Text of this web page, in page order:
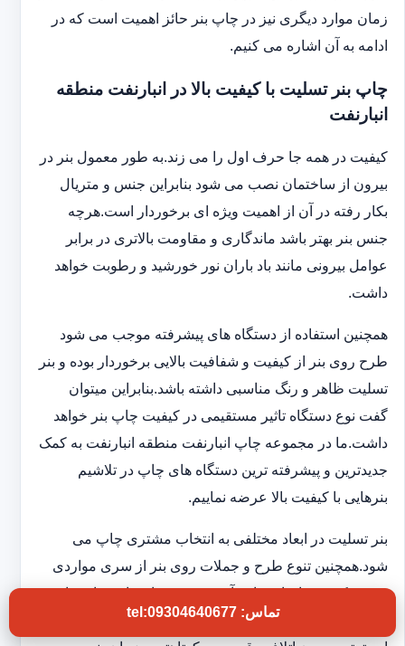
زمان موارد دیگری نیز در چاپ بنر حائز اهمیت است که در
ادامه به آن اشاره می کنیم.
چاپ بنر تسلیت با کیفیت بالا در انبارنفت منطقه
انبارنفت
کیفیت در همه جا حرف اول را می زند.به طور معمول بنر در
بیرون از ساختمان نصب می شود بنابراین جنس و متریال
بکار رفته در آن از اهمیت ویژه ای برخوردار است.هرچه
جنس بنر بهتر باشد ماندگاری و مقاومت بالاتری در برابر
عوامل بیرونی مانند باد باران نور خورشید و رطوبت خواهد
داشت.
همچنین استفاده از دستگاه های پیشرفته موجب می شود
طرح روی بنر از کیفیت و شفافیت بالایی برخوردار بوده و بنر
تسلیت ظاهر و رنگ مناسبی داشته باشد.بنابراین میتوان
گفت نوع دستگاه تاثیر مستقیمی در کیفیت چاپ بنر خواهد
داشت.ما در مجموعه چاپ انبارنفت منطقه انبارنفت به کمک
جدیدترین و پیشرفته ترین دستگاه های چاپ در تلاشیم
بنرهایی با کیفیت بالا عرضه نماییم.
بنر تسلیت در ابعاد مختلفی به انتخاب مشتری چاپ می
شود.همچنین تنوع طرح و جملات روی بنر از سری مواردی
هستند که در چاپخانه ما به آن توجه ویژه ای داریم تا شما
بتوانید بنر تسلیتی با کیفیت و فوری در اختیار داشته باشید.به
تماس: tel:09304640677